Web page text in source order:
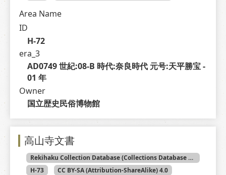
Area Name
ID
H-72
era_3
AD0749 世紀:08-B 時代:奈良時代 元号:天平勝宝 -
01 年
Owner
国立歴史民俗博物館
高山寺文書
Rekihaku Collection Database (Collections Database of the National Museum of Japanese History)
H-73
CC BY-SA (Attribution-ShareAlike) 4.0